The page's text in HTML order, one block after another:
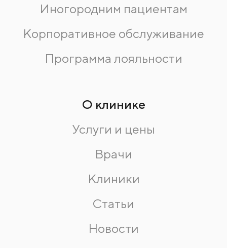
Иногородним пациентам
Корпоративное обслуживание
Программа лояльности
О клинике
Услуги и цены
Врачи
Клиники
Статьи
Новости